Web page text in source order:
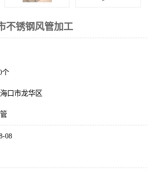
不锈钢风管加工
个
口市龙华区
08
百叶风口